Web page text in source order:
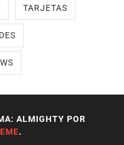
TARJETAS
ALMIGHTY POR
.